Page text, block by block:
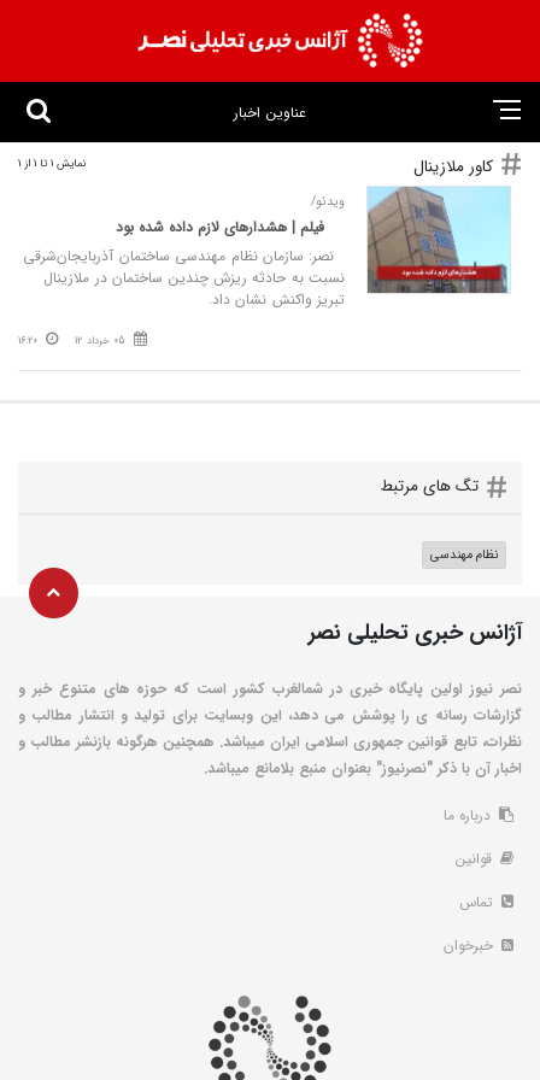
عناوین اخبار
کاور ملازینال نمایش 1 تا 1 از 1
ویدئو/
فیلم | هشدارهای لازم داده شده بود
نصر: سازمان نظام مهندسی ساختمان آذربایجان‌شرقی
نسبت به حادثه ریزش چندین ساختمان در ملازینال
تبریز واکنش نشان داد.
05 خرداد 12 16:20
تگ های مرتبط
نظام مهندسی
آژانس خبری تحلیلی نصر
نصر نیوز اولین پایگاه خبری در شمالغرب کشور است که حوزه های متنوع خبر و
گزارشات رسانه ی را پوشش می دهد، این وبسایت برای تولید و انتشار مطالب و
نظرات، تابع قوانین جمهوری اسلامی ایران میباشد. همچنین هرگونه بازنشر مطالب و
اخبار آن با ذکر "نصرنیوز" بعنوان منبع بلامانع میباشد.
درباره ما
قوانین
تماس
خبرخوان